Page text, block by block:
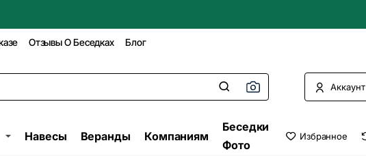
Отзывы О Беседках Блог
Аккаунт
Навесы Веранды Компаниям
Беседки
Фото
Избранное